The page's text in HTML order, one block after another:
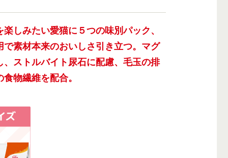
しみたい愛猫に５つの味別パック、
で素材本来のおいしさ引き立つ。マグ
、ストルバイト尿石に配慮、毛玉の排
物繊維を配合。